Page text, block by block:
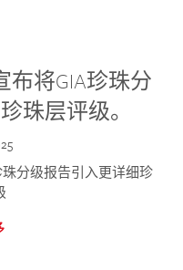
布将GIA珍珠分
珠层评级。
分级报告引入更详细珍